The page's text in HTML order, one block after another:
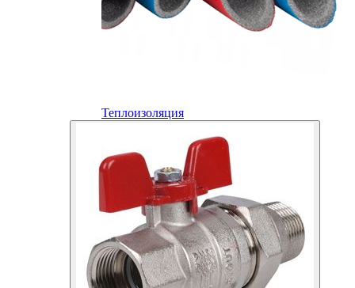
Теплоизоляция